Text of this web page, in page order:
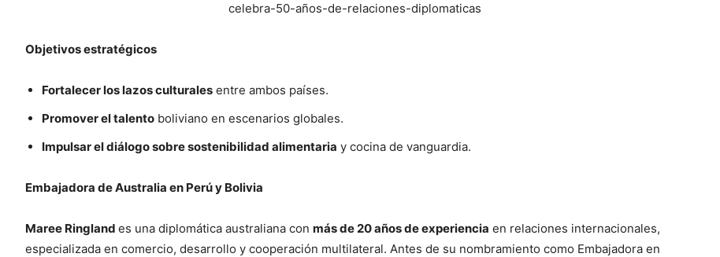
Objetivos estratégicos
Fortalecer los lazos culturales entre ambos países.
Promover el talento boliviano en escenarios globales.
Impulsar el diálogo sobre sostenibilidad alimentaria y cocina de vanguardia.
Embajadora de Australia en Perú y Bolivia
Maree Ringlandes una diplomática australiana conmás de 20 años de experiencia en relaciones internacionales,
especializada en comercio, desarrollo y cooperación multilateral. Antes de su nombramiento como Embajadora en